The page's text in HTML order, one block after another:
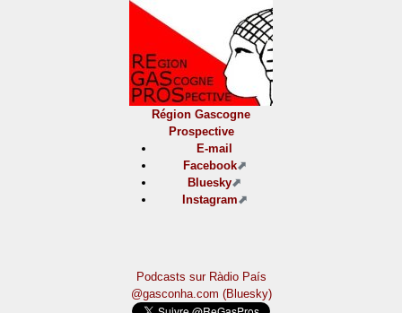
Région Gascogne
Prospective
E-mail
Facebook
Bluesky
Instagram
Podcasts sur Ràdio País
@gasconha.com (Bluesky)